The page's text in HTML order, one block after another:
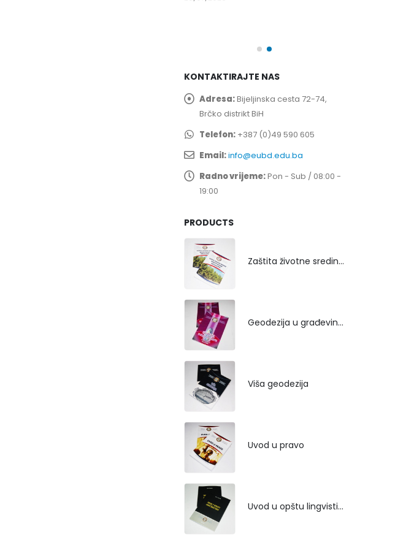
KONTAKTIRAJTE NAS
Adresa:Bijeljinska cesta 72-74,
Brčko distrikt BiH
Telefon: +387 (0)49 590 605
Email:info@eubd.edu.ba
Radno vrijeme:Pon - Sub / 08:00 -
19:00
PRODUCTS
Zaštita životne sredine rekultivacijom odlagališta
Geodezija u građevinarstvu
Viša geodezija
Uvod u pravo
Uvod u opštu lingvistiku